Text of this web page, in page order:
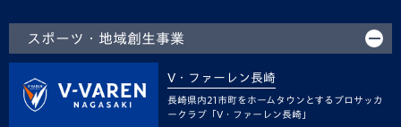
スポーツ・地域創生事業
V・ファーレン長崎
長崎県内21市町をホームタウンとするプロサッカ
ークラブ「V・ファーレン長崎」